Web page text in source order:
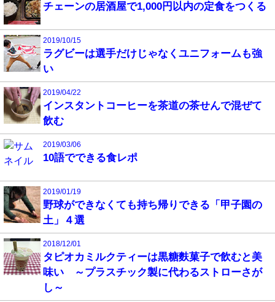
チェーンの居酒屋で1,000円以内の定食をつくる
2019/10/15
ラグビーは選手だけじゃなくユニフォームも強
い
2019/04/22
インスタントコーヒーを茶道の茶せんで混ぜて
飲む
2019/03/06
10語でできる食レポ
2019/01/19
野球ができなくても持ち帰りできる「甲子園の
土」４選
2018/12/01
タピオカミルクティーは黒糖麩菓子で飲むと美
味い ～プラスチック製に代わるストローさが
し～